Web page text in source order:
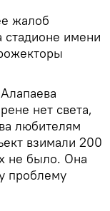
жалоб
стадионе имени
нет света,
любителям
взимали 200
не было. Она
проблему